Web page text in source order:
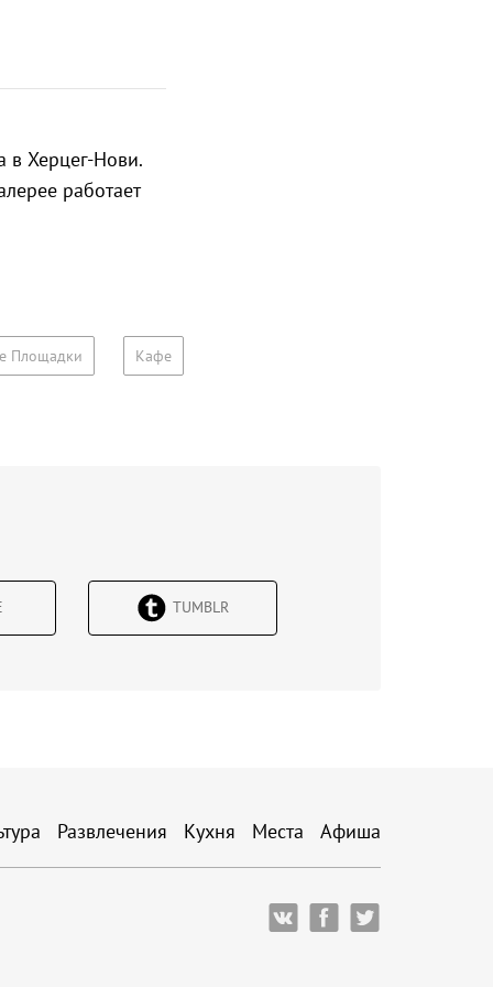
в Херцег-Нови.
работает
Площадки Кафе
TUMBLR
Развлечения Кухня Места Афиша